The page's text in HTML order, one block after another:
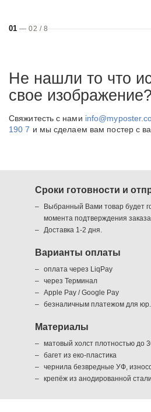
01 —02 / 8
Не нашли то что
свое изображение?
Свяжитесть с нами
190 7 и мы сделаем вам постер с
Сроки готовности и
Выбранный Вами товар будет
момента подтверждения
Доставка 1-2 дня.
Варианты оплаты
оплата через LiqPay
через Терминал
Apple Pay / Google Pay
безналичным платежом для
Материалы
матовый холст плотностью до
багет из еко-пластика
чернила безвредные УФ,
крепёж из анодированной стали